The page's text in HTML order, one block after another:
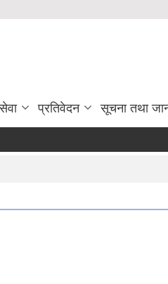
प्रतिवेदन सूचना तथा